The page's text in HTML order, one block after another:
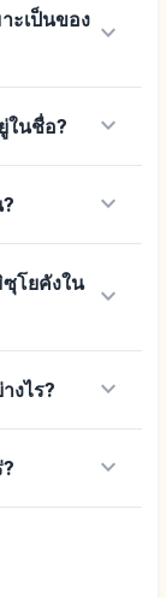
ะเป็นของ keyboard_arrow_down
ในชื่อ? keyboard_arrow_down
keyboard_arrow_down
โยคังใน
keyboard_arrow_down
งไร? keyboard_arrow_down
keyboard_arrow_down